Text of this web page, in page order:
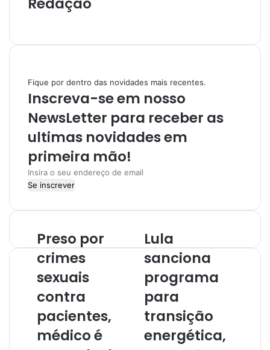
s
g
r
m
Fique por dentro das novidades mais recentes.
Inscreva-se em nosso
NewsLetter para receber as
ultimas novidades em
primeira mão!
I
n
i
o Preso por
crimes
sexuais
contra
pacientes,
médico é
Lula
sanciona
programa
para
transição
energética,